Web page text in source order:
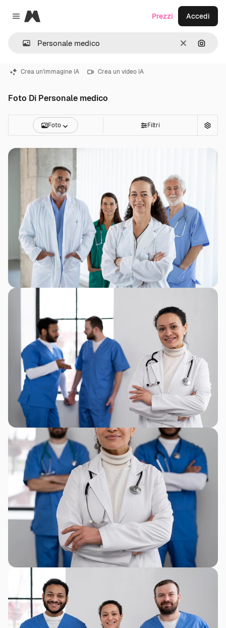
Close menu
Magnific
CancellaCerca
Prezzi Accedi
Crea un'immagine IA Crea un video IA
Foto Di Personale medico
Foto Filtri